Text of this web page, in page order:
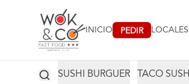
INICIO PEDIR LOCALES
SUSHI BURGUER TACO SUSHI